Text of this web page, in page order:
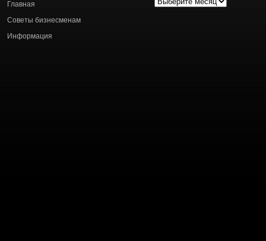
Главная
Советы бизнесменам
Информация